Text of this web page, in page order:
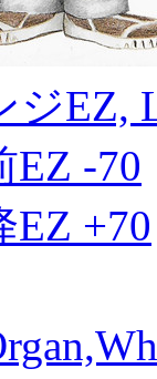
ジEZ,
EZ -70
EZ +70